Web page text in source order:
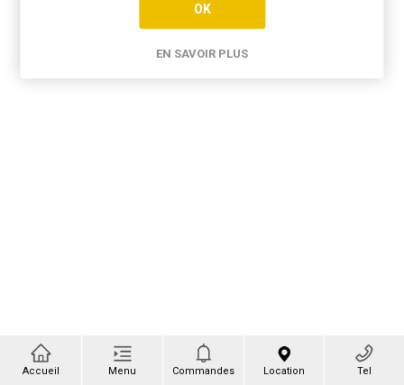
Accueil Menu Commandes Location Tel
OK
EN SAVOIR PLUS